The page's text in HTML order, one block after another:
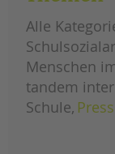
weiterlesenneues
zur
für
alle
Alle
Menschen
tandem
Schule